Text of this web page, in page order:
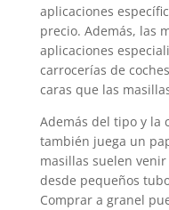
aplicaciones
precio. Además, las
aplicaciones
carrocerías de
caras que las
Además del tipo y la
también juega un
masillas suelen
desde pequeños
Comprar a granel